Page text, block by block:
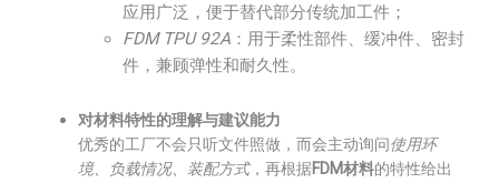
应用广泛，便于替代部分传统加工件；
FDM TPU 92A ：用于柔性部件、缓冲件、密封
件，兼顾弹性和耐久性。
对材料特性的理解与建议能力
优秀的工厂不会只听文件照做，而会主动询问使用环
境、负载情况、装配方式，再根据FDM材料的特性给出